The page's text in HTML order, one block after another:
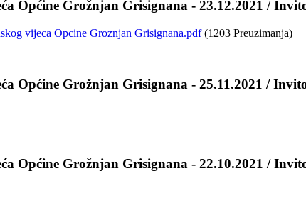
Općine Grožnjan Grisignana - 23.12.2021 /
vijeca Opcine Groznjan Grisignana.pdf(1203 Preuzimanja)
Općine Grožnjan Grisignana - 25.11.2021 /
Općine Grožnjan Grisignana - 22.10.2021 /